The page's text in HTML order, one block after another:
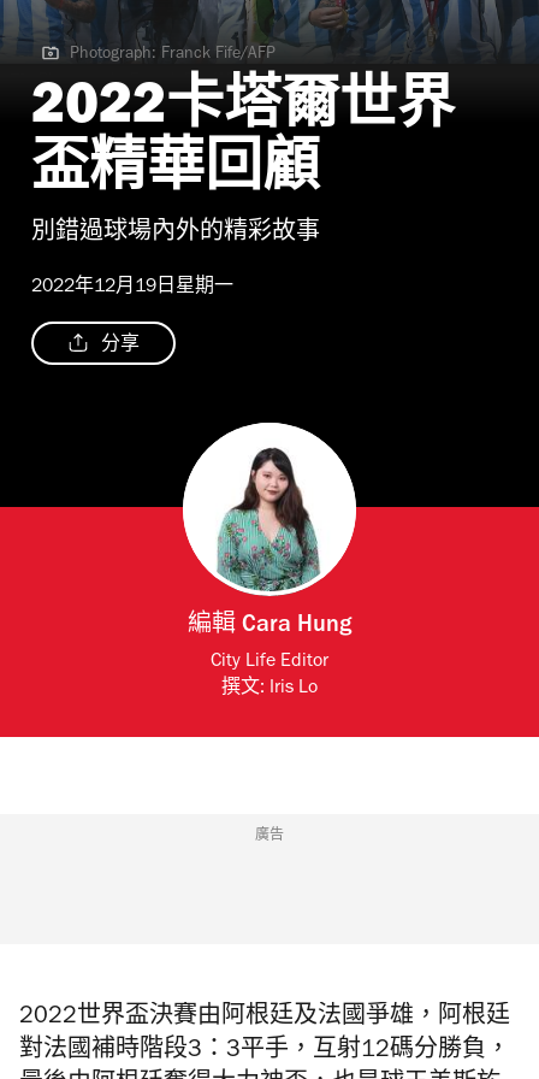
Photograph: Franck Fife/AFP
Photograph: Franck Fife/AFP
2022卡塔爾世界
盃精華回顧
別錯過球場內外的精彩故事
2022年12月19日星期一
分享
編輯 Cara Hung
City Life Editor
撰文: Iris Lo
廣告
2022世界盃決賽由阿根廷及法國爭雄，阿根廷
對法國補時階段3：3平手，互射12碼分勝負，